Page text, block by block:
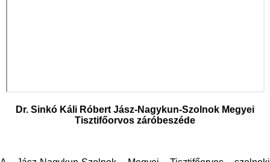
Dr. Sinkó Káli Róbert Jász-Nagykun-Szolnok Megyei
Tisztifőorvos záróbeszéde